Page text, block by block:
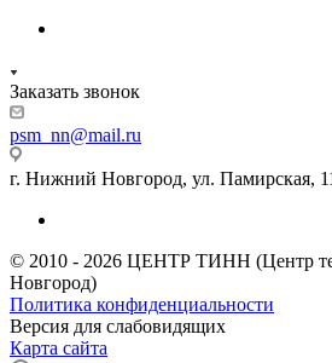
Заказать звонок
psm_nn@mail.ru
г. Нижний Новгород, ул. Памирская,
© 2010 - 2026 ЦЕНТР ТИНН (Центр
Новгород)
Политика конфиденциальности
Версия для слабовидящих
Карта сайта